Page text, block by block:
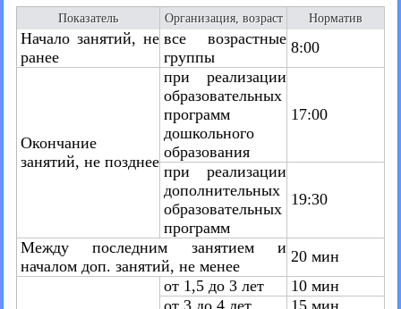
Показатель Организация, возраст Норматив
Начало занятий, не
ранее
все возрастные
группы
8:00
Окончание
занятий, не позднее
при реализации
образовательных
программ
дошкольного
образования
17:00
при реализации
дополнительных
образовательных
программ
19:30
Между последним занятием и
началом доп. занятий, не менее
20 мин
от 1,5 до 3 лет
10 мин
от 3 до 4 лет
15 мин